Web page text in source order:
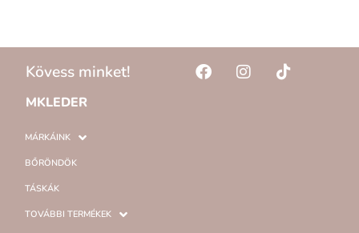
Kövess minket!
MKLEDER
MÁRKÁINK
BŐRÖNDÖK
TÁSKÁK
TOVÁBBI TERMÉKEK